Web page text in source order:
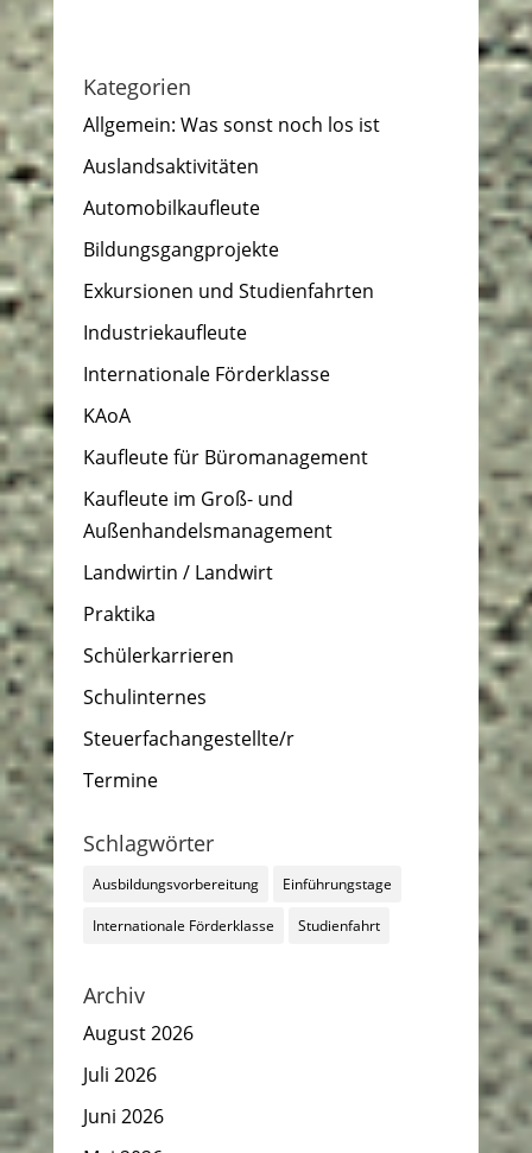
Kategorien
Allgemein: Was sonst noch los ist
Auslandsaktivitäten
Automobilkaufleute
Bildungsgangprojekte
Exkursionen und Studienfahrten
Industriekaufleute
Internationale Förderklasse
KAoA
Kaufleute für Büromanagement
Kaufleute im Groß- und
Außenhandelsmanagement
Landwirtin / Landwirt
Praktika
Schülerkarrieren
Schulinternes
Steuerfachangestellte/r
Termine
Schlagwörter
Ausbildungsvorbereitung Einführungstage
Internationale Förderklasse Studienfahrt
Archiv
August 2026
Juli 2026
Juni 2026